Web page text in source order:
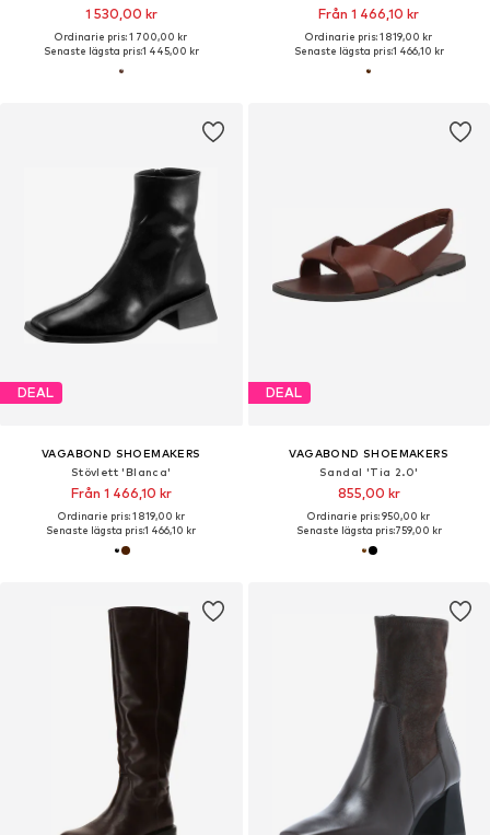
1 530,00 kr
Ordinarie pris: 1 700,00 kr
Senaste lägsta pris:1 445,00 kr
Från 1 466,10 kr
Ordinarie pris: 1 819,00 kr
Senaste lägsta pris:1 466,10 kr
DEAL
VAGABOND SHOEMAKERS
Stövlett 'Blanca'
Från 1 466,10 kr
Ordinarie pris: 1 819,00 kr
Senaste lägsta pris:1 466,10 kr
DEAL
VAGABOND SHOEMAKERS
Sandal 'Tia 2.0'
855,00 kr
Ordinarie pris: 950,00 kr
Senaste lägsta pris:759,00 kr